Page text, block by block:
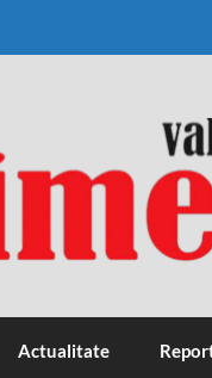
Actualitate